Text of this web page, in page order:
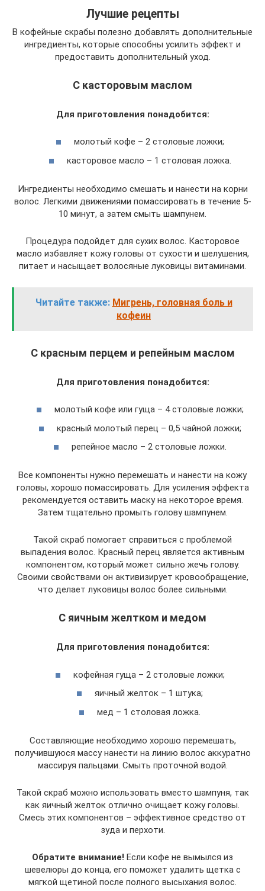
Лучшие рецепты
В кофейные скрабы полезно добавлять дополнительные
ингредиенты, которые способны усилить эффект и
предоставить дополнительный уход.
С касторовым маслом
Для приготовления понадобится:
молотый кофе – 2 столовые ложки;
касторовое масло – 1 столовая ложка.
Ингредиенты необходимо смешать и нанести на корни
волос. Легкими движениями помассировать в течение 5-
10 минут, а затем смыть шампунем.
Процедура подойдет для сухих волос. Касторовое
масло избавляет кожу головы от сухости и шелушения,
питает и насыщает волосяные луковицы витаминами.
Читайте также: Мигрень, головная боль и
кофеин
С красным перцем и репейным маслом
Для приготовления понадобится:
молотый кофе или гуща – 4 столовые ложки;
красный молотый перец – 0,5 чайной ложки;
репейное масло – 2 столовые ложки.
Все компоненты нужно перемешать и нанести на кожу
головы, хорошо помассировать. Для усиления эффекта
рекомендуется оставить маску на некоторое время.
Затем тщательно промыть голову шампунем.
Такой скраб помогает справиться с проблемой
выпадения волос. Красный перец является активным
компонентом, который может сильно жечь голову.
Своими свойствами он активизирует кровообращение,
что делает луковицы волос более сильными.
С яичным желтком и медом
Для приготовления понадобится:
кофейная гуща – 2 столовые ложки;
яичный желток – 1 штука;
мед – 1 столовая ложка.
Составляющие необходимо хорошо перемешать,
получившуюся массу нанести на линию волос аккуратно
массируя пальцами. Смыть проточной водой.
Такой скраб можно использовать вместо шампуня, так
как яичный желток отлично очищает кожу головы.
Смесь этих компонентов – эффективное средство от
зуда и перхоти.
Обратите внимание! Если кофе не вымылся из
шевелюры до конца, его поможет удалить щетка с
мягкой щетиной после полного высыхания волос.